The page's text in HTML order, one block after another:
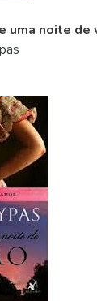
uma noite de